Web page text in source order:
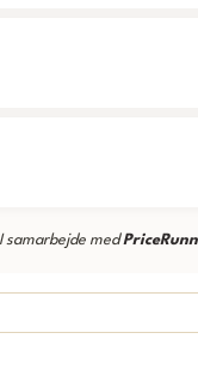
I samarbejde med